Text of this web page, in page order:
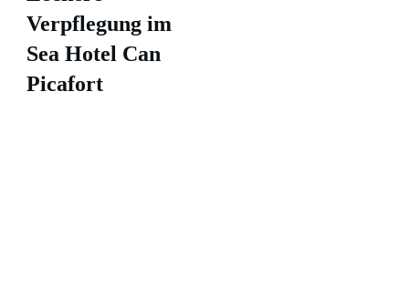
Verpflegung im
Sea Hotel Can
Picafort